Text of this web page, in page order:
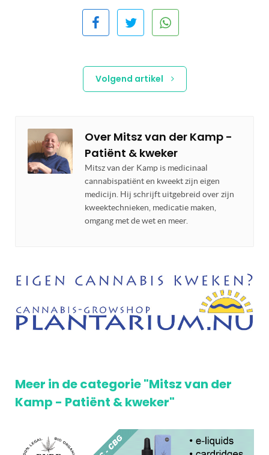
Volgend artikel
Over Mitsz van der Kamp -
Patiënt & kweker
Mitsz van der Kamp is medicinaal
cannabispatiënt en kweekt zijn eigen
medicijn. Hij schrijft uitgebreid over zijn
kweektechnieken, medicatie maken,
omgang met de wet en meer.
Meer in de categorie "Mitsz van der
Kamp - Patiënt & kweker"